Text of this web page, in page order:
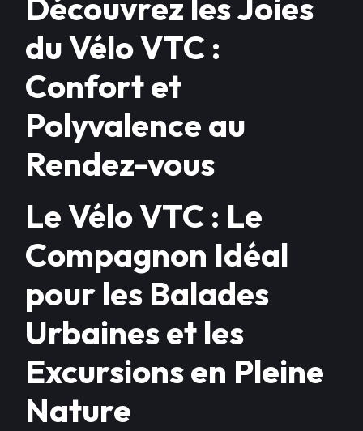
Découvrez les Joies
du Vélo VTC :
Confort et
Polyvalence au
Rendez-vous
Le Vélo VTC : Le
Compagnon Idéal
pour les Balades
Urbaines et les
Excursions en Pleine
Nature